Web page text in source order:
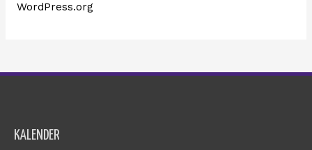
WordPress.org
KALENDER